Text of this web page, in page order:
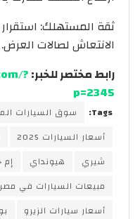
ثقة المستهلك: استقرار
الانتعاش لصالات العرض.
رابط مختصر للخبر:?
p=2345
Tags: سوق السيارات
أسعار السيارات 2025
شيري
هيونداي
مبيعات السيارات في مصر
أسعار سيارات الزيرو